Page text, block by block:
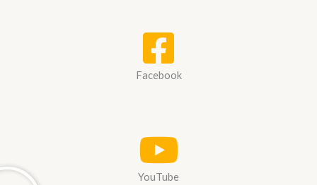
Facebook
YouTube